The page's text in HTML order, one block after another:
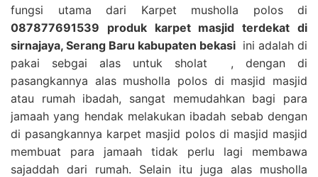
fungsi utama dari Karpet musholla polos di
087877691539 produk karpet masjid terdekat di
sirnajaya, Serang Baru kabupaten bekasi ini adalah di
pakai sebgai alas untuk sholat , dengan di
pasangkannya alas musholla polos di masjid masjid
atau rumah ibadah, sangat memudahkan bagi para
jamaah yang hendak melakukan ibadah sebab dengan
di pasangkannya karpet masjid polos di masjid masjid
membuat para jamaah tidak perlu lagi membawa
sajaddah dari rumah. Selain itu juga alas musholla